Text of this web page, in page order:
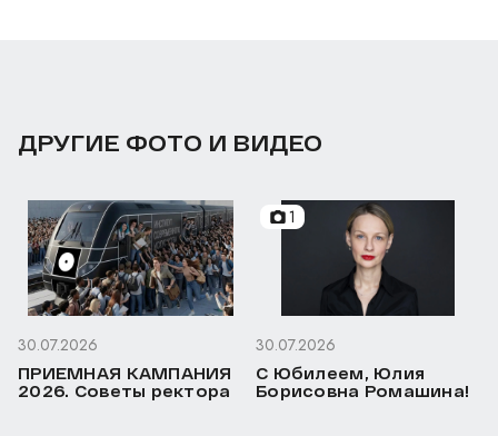
ДРУГИЕ ФОТО И ВИДЕО
30.07.2026
ПРИЕМНАЯ КАМПАНИЯ
2026. Советы ректора
1
30.07.2026
С Юбилеем, Юлия
Борисовна Ромашина!